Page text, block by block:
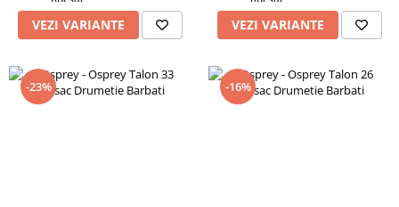
Tricouri & Maiouri
Veste
Bocanci alpinism
Ghete drumetie
VEZI VARIANTE VEZI VARIANTE
-23% -16%